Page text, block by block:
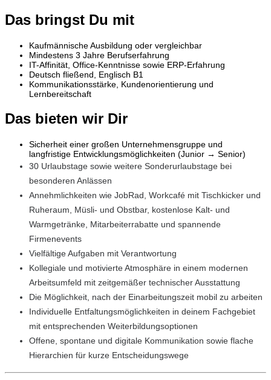
Das bringst Du mit
Kaufmännische Ausbildung oder vergleichbar
Mindestens 3 Jahre Berufserfahrung
IT-Affinität, Office-Kenntnisse sowie ERP-Erfahrung
Deutsch fließend, Englisch B1
Kommunikationsstärke, Kundenorientierung und
Lernbereitschaft
Das bieten wir Dir
Sicherheit einer großen Unternehmensgruppe und
langfristige Entwicklungsmöglichkeiten (Junior → Senior)
30 Urlaubstage sowie weitere Sonderurlaubstage bei
besonderen Anlässen
Annehmlichkeiten wie JobRad, Workcafé mit Tischkicker und
Ruheraum, Müsli- und Obstbar, kostenlose Kalt- und
Warmgetränke, Mitarbeiterrabatte und spannende
Firmenevents
Vielfältige Aufgaben mit Verantwortung
Kollegiale und motivierte Atmosphäre in einem modernen
Arbeitsumfeld mit zeitgemäßer technischer Ausstattung
Die Möglichkeit, nach der Einarbeitungszeit mobil zu arbeiten
Individuelle Entfaltungsmöglichkeiten in deinem Fachgebiet
mit entsprechenden Weiterbildungsoptionen
Offene, spontane und digitale Kommunikation sowie flache
Hierarchien für kurze Entscheidungswege